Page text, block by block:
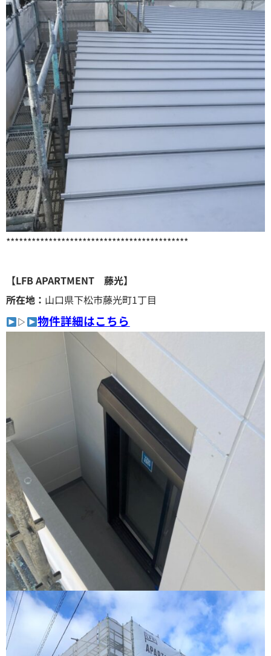
*******************************************
【LFB APARTMENT 藤光】
所在地： 山口県下松市藤光町1丁目
▷
物件詳細はこちら